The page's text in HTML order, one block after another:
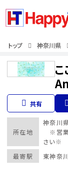
トップ 神奈川県
共有
最寄駅 東神奈
所在地
神奈川
※営業
さい※